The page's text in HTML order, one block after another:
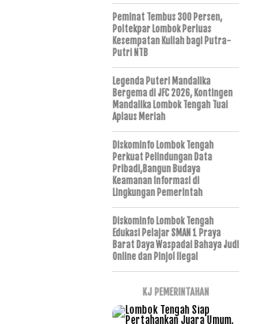
Peminat Tembus 300 Persen,
Poltekpar Lombok Perluas
Kesempatan Kuliah bagi Putra-
Putri NTB
Legenda Puteri Mandalika
Bergema di JFC 2026, Kontingen
Mandalika Lombok Tengah Tuai
Aplaus Meriah
Diskominfo Lombok Tengah
Perkuat Pelindungan Data
Pribadi,Bangun Budaya
Keamanan Informasi di
Lingkungan Pemerintah
Diskominfo Lombok Tengah
Edukasi Pelajar SMAN 1 Praya
Barat Daya Waspadai Bahaya Judi
Online dan Pinjol Ilegal
KJ PEMERINTAHAN